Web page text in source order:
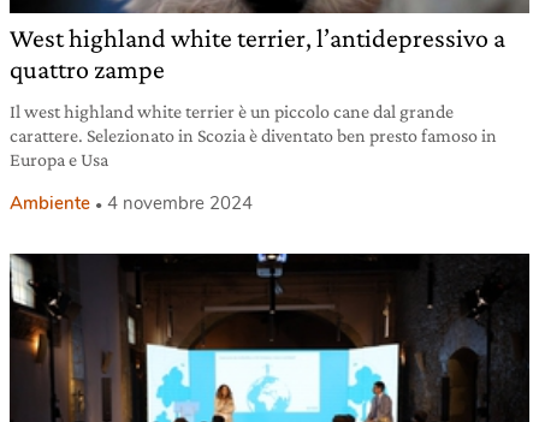
West highland white terrier, l’antidepressivo a
quattro zampe
Il west highland white terrier è un piccolo cane dal grande
carattere. Selezionato in Scozia è diventato ben presto famoso in
Europa e Usa
Ambiente 4 novembre 2024